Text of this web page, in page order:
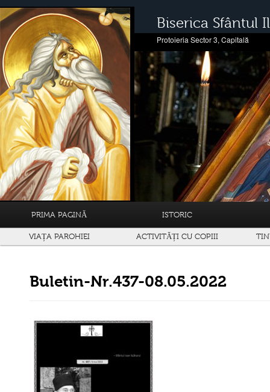
Biserica Sfântul
Protoieria Sector 3, Capitală
PRIMA PAGINĂ ISTORIC
VIAȚA PAROHIEI ACTIVITĂȚI CU COPIII
Buletin-Nr.437-08.05.2022